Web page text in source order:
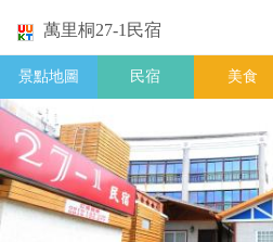
萬里桐27-1民宿
景點地圖 民宿 美食